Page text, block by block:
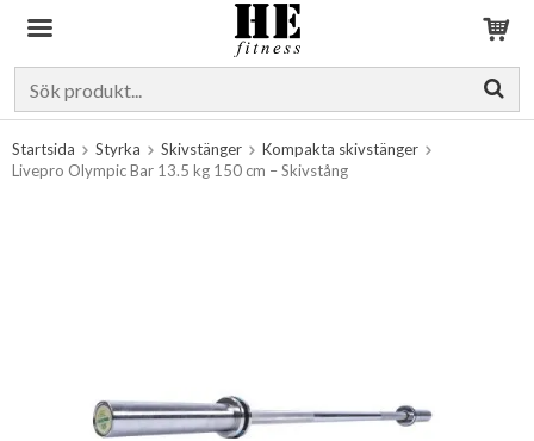
Startsida Styrka Skivstänger
Kompakta skivstänger
Livepro Olympic Bar 13.5 kg 150 cm – Skivstång